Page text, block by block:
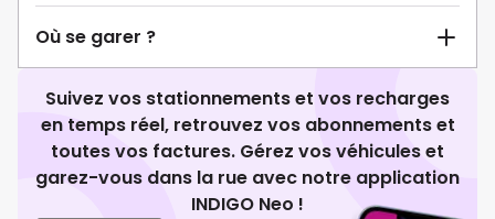
Où se garer ?
Suivez vos stationnements et vos recharges
en temps réel, retrouvez vos abonnements et
toutes vos factures. Gérez vos véhicules et
garez-vous dans la rue avec notre application
INDIGO Neo !